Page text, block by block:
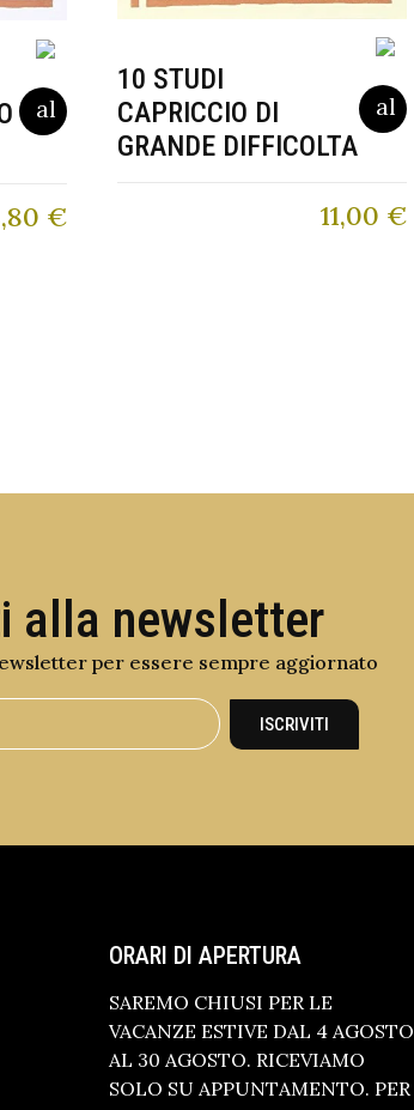
€
10 STUDI
CAPRICCIO DI
GRANDE DIFFICOLTA
11,00 €
alla newsletter
per essere sempre aggiornato
ISCRIVITI
ORARI DI APERTURA
SAREMO CHIUSI PER LE
VACANZE ESTIVE DAL 4 AGOSTO
AL 30 AGOSTO. RICEVIAMO
SOLO SU APPUNTAMENTO. PER